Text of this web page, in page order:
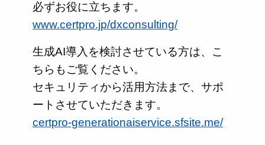
必ずお役に立ちます。
www.certpro.jp/dxconsulting/
生成AI導入を検討させている方は、こ
ちらもご覧ください。
セキュリティから活用方法まで、サポ
ートさせていただきます。
certpro-generationaiservice.sfsite.me/